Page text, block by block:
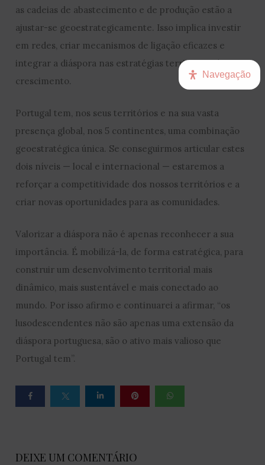
as cadeias de abastecimento e de produção estão a
ajustar-se geoestrategicamente. Isso implica investir
em redes, criar mecanismos de ligação eficazes e
integrar a diáspora nas estratégias territoriais de
crescimento.
Portugal tem, nos seus territórios e na sua vasta
presença global, nos 5 continentes, uma combinação
geoestratégica única. Se conseguirmos articular estes
dois níveis — local e internacional — estaremos a
reforçar a competitividade dos nossos territórios e a
criar novas oportunidades para as comunidades.
Valorizar a diáspora não é apenas reconhecer a sua
importância. É mobilizá-la, de forma estratégica, para
construir um desenvolvimento territorial mais
dinâmico, mais sustentável e mais conectado ao
mundo. Por isso afirmo e continuarei a afirmar, “os
lusodescendentes não são apenas uma extensão da
diáspora portuguesa, são o ativo mais valioso que
Portugal tem”.
DEIXE UM COMENTÁRIO
Navegação